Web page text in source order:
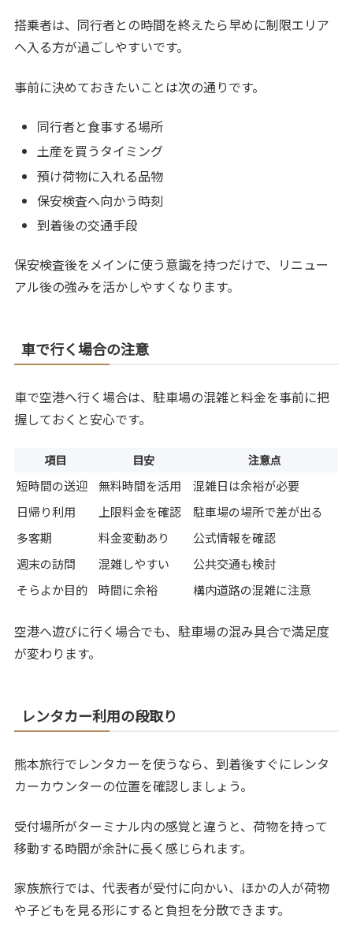
搭乗者は、同行者との時間を終えたら早めに制限エリア
へ入る方が過ごしやすいです。
事前に決めておきたいことは次の通りです。
同行者と食事する場所
土産を買うタイミング
預け荷物に入れる品物
保安検査へ向かう時刻
到着後の交通手段
保安検査後をメインに使う意識を持つだけで、リニュー
アル後の強みを活かしやすくなります。
車で行く場合の注意
車で空港へ行く場合は、駐車場の混雑と料金を事前に把
握しておくと安心です。
項目 目安 注意点
短時間の送迎 無料時間を活用
混雑日は余裕が必要
日帰り利用
上限料金を確認
駐車場の場所で差が出る
多客期
料金変動あり
公式情報を確認
週末の訪問
混雑しやすい
公共交通も検討
そらよか目的
時間に余裕 構内道路の混雑に注意
空港へ遊びに行く場合でも、駐車場の混み具合で満足度
が変わります。
レンタカー利用の段取り
熊本旅行でレンタカーを使うなら、到着後すぐにレンタ
カーカウンターの位置を確認しましょう。
受付場所がターミナル内の感覚と違うと、荷物を持って
移動する時間が余計に長く感じられます。
家族旅行では、代表者が受付に向かい、ほかの人が荷物
や子どもを見る形にすると負担を分散できます。